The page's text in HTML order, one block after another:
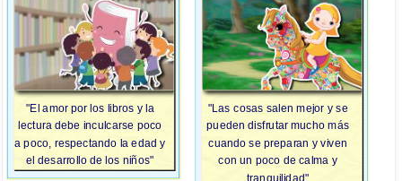
"El amor por los libros y la
lectura debe inculcarse poco
a poco, respectando la edad y
el desarrollo de los niños"
"Las cosas salen mejor y se
pueden disfrutar mucho más
cuando se preparan y viven
con un poco de calma y
tranquilidad"